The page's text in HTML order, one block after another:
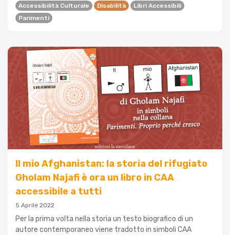
Accessibilità Culturale Disabilità
Libri Accessibili
Parimenti
Il mio Afghanistan: la storia del rifugiato
Gholam Najafi è ora un libro in CAA
accessibile a tutti
5 Aprile 2022
Per la prima volta nella storia un testo biografico di un
autore contemporaneo viene tradotto in simboli CAA